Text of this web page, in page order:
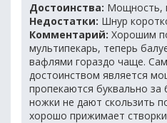
Достоинства: Мощность,
Недостатки: Шнур
Комментарий: Хорошим
мультипекарь, теперь
вафлями гораздо чаще.
достоинством является
пропекаются буквально
ножки не дают скользить
хорошо прижимает